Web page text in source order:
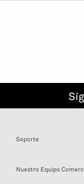
Soporte
Nuestro Equipo